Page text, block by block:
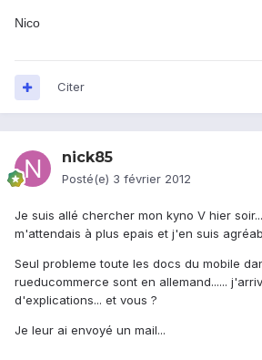
Nico
Citer
nick85
Posté(e) 3 février 2012
Je suis allé chercher mon kyno V hier
m'attendais à plus epais et j'en suis
Seul probleme toute les docs du mobile
rueducommerce sont en allemand......
d'explications... et vous ?
Je leur ai envoyé un mail...